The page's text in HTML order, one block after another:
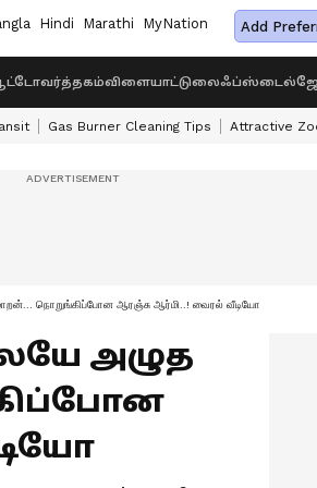
Hindi Marathi MyNation Add
வர்த்தகம்விளையாட்டுலைஃப்ஸ்டைல்
Gas Burner Cleaning Tips Attractive
நொறுங்கிப்போன ஆரஞ்சு ஆர்மி..! வைரல் வீடியோ
அழுத